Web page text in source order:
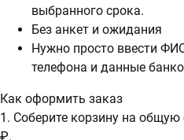
выбранного срока.
Без анкет и ожидания
Нужно просто ввести
телефона и данные
Как оформить заказ
1. Соберите корзину на
₽.